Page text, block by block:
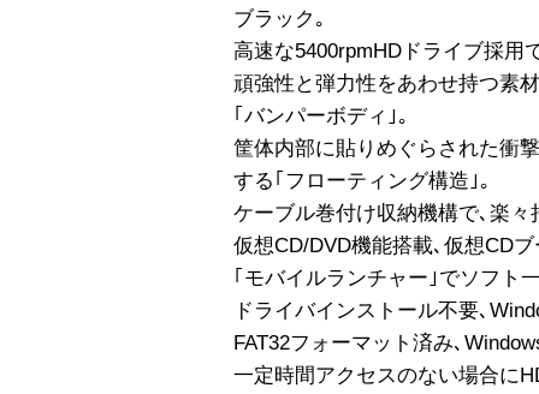
ブラック｡
高速な5400rpmHDドライブ採用
頑強性と弾力性をあわせ持つ素
｢バンパーボディ｣｡
筐体内部に貼りめぐらされた衝
する｢フローティング構造｣｡
ケーブル巻付け収納機構で､楽々
仮想CD/DVD機能搭載､仮想CD
｢モバイルランチャー｣でソフト
ドライバインストール不要､
FAT32フォーマット済み､
一定時間アクセスのない場合に